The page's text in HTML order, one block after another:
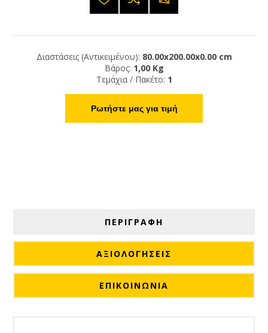
Διαστάσεις (Αντικειμένου): 80.00x200.00x0.00 cm
Βάρος: 1,00 Kg
Τεμάχια / Πακέτο: 1
Ρωτήστε μας για τιμή
ΠΕΡΙΓΡΑΦΗ
ΑΞΙΟΛΟΓΉΣΕΙΣ
ΕΠΙΚΟΙΝΩΝΙΑ